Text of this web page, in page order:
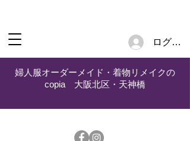
ログイン
婦人服オーダーメイド・着物リメイクの
copia 大阪北区・天神橋